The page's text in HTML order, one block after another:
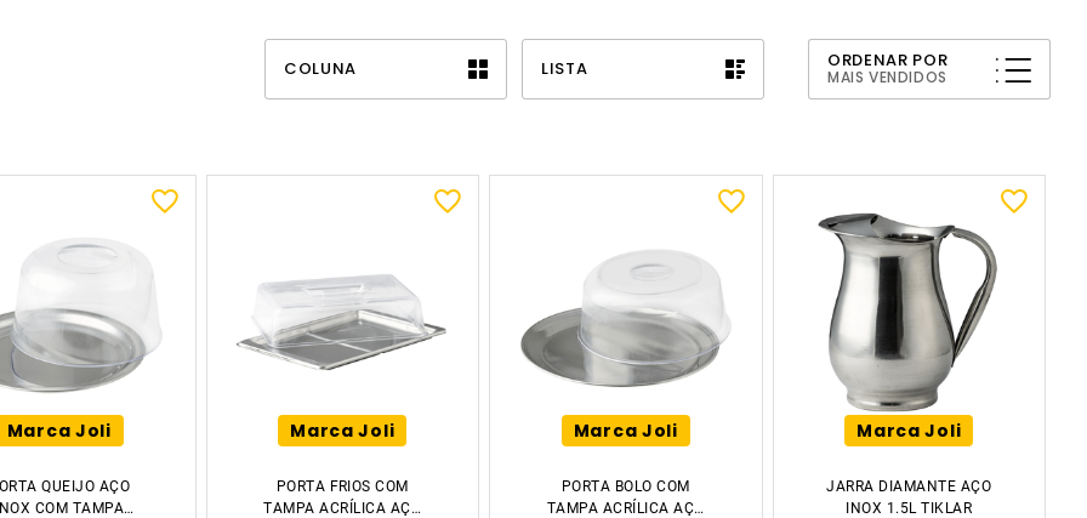
COLUNA LISTA ORDENAR POR
MAIS VENDIDOS
Marca Joli
QUEIJO AÇO
COM TAMPA
Marca Joli
PORTA FRIOS COM
TAMPA ACRÍLICA AÇO
Marca Joli
PORTA BOLO COM
TAMPA ACRÍLICA AÇO
Marca Joli
JARRA DIAMANTE AÇO
INOX 1.5L TIKLAR